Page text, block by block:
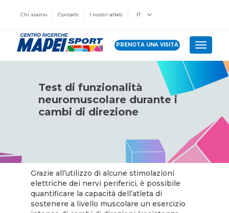
Chi siamo Contatti I nostri atleti IT
PRENOTA UNA VISITA Toggle
Test di funzionalità
neuromuscolare durante i
cambi di direzione
Grazie all’utilizzo di alcune stimolazioni
elettriche dei nervi periferici, è possibile
quantificare la capacità dell’atleta di
sostenere a livello muscolare un esercizio